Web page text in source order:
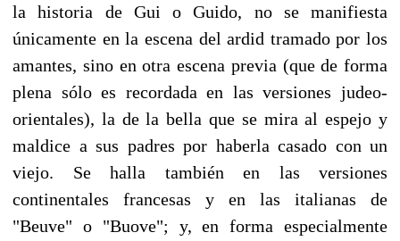
la historia de Gui o Guido, no se manifiesta
únicamente en la escena del ardid tramado por los
amantes, sino en otra escena previa (que de forma
plena sólo es recordada en las versiones judeo-
orientales), la de la bella que se mira al espejo y
maldice a sus padres por haberla casado con un
viejo. Se halla también en las versiones
continentales francesas y en las italianas de
"Beuve" o "Buove"; y, en forma especialmente